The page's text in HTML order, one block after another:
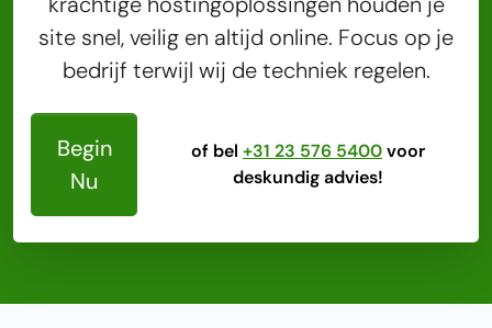
site snel, veilig en altijd online. Focus op je
bedrijf terwijl wij de techniek regelen.
Begin
Nu
of bel+31 23 576 5400voor
deskundig advies!